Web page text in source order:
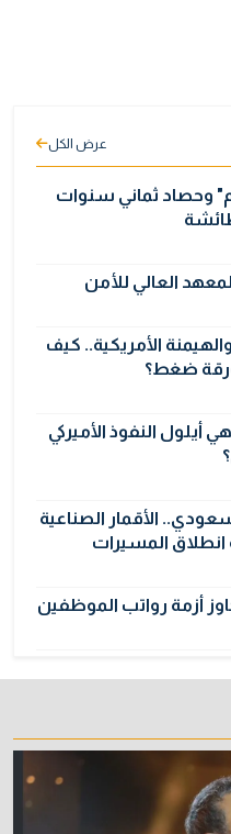
عرض الكل
وحصاد ثماني سنوات
الأمريكية.. كيف
ورقة ضغط؟
أيلول النفوذ الأميركي
الأقمار الصناعية
المسيرات
تأخّر دفع رواتب